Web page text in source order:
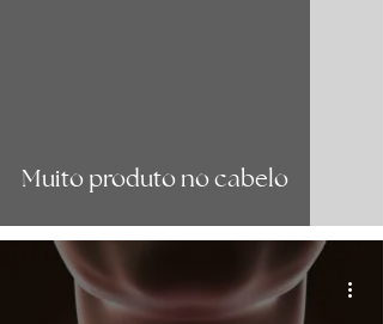
Muito produto no cabelo